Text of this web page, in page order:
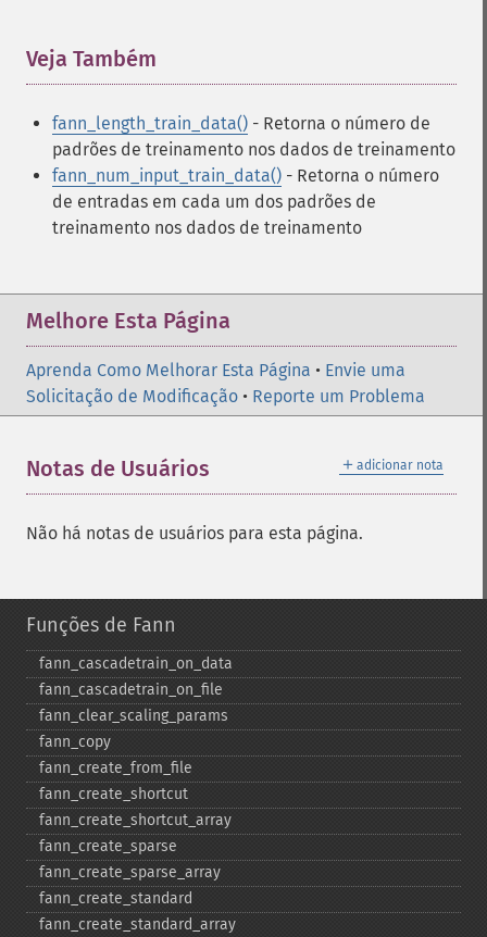
Veja Também
fann_length_train_data() - Retorna o número de
padrões de treinamento nos dados de treinamento
fann_num_input_train_data() - Retorna o número
de entradas em cada um dos padrões de
treinamento nos dados de treinamento
Melhore Esta Página
Aprenda Como Melhorar Esta Página • Envie uma
Solicitação de Modificação • Reporte um Problema
＋ adicionar nota
Notas de Usuários
Não há notas de usuários para esta página.
Funções de Fann
fann_​cascadetrain_​on_​data
fann_​cascadetrain_​on_​file
fann_​clear_​scaling_​params
fann_​copy
fann_​create_​from_​file
fann_​create_​shortcut
fann_​create_​shortcut_​array
fann_​create_​sparse
fann_​create_​sparse_​array
fann_​create_​standard
fann_​create_​standard_​array